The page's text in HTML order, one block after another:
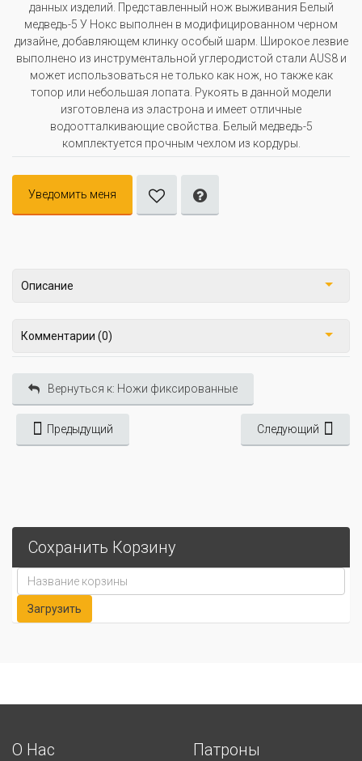
данных изделий. Представленный нож выживания Белый
медведь-5 У Нокс выполнен в модифицированном черном
дизайне, добавляющем клинку особый шарм. Широкое лезвие
выполнено из инструментальной углеродистой стали AUS8 и
может использоваться не только как нож, но также как
топор или небольшая лопата. Рукоять в данной модели
изготовлена из эластрона и имеет отличные
водоотталкивающие свойства. Белый медведь-5
комплектуется прочным чехлом из кордуры.
Уведомить меня
Описание
Комментарии (0)
Вернуться к: Ножи фиксированные
Предыдущий Следующий
Сохранить Корзину
О Нас Патроны